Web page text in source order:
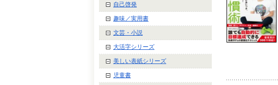
自己啓発
趣味／実用書
文芸・小説
大活字シリーズ
美しい表紙シリーズ
児童書